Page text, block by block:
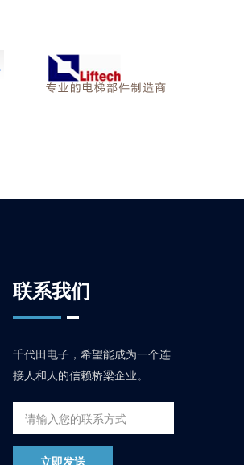
联系我们
千代田电子，希望能成为一个连
接人和人的信赖桥梁企业。
立即发送